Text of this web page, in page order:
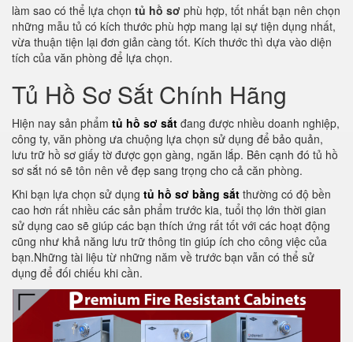
làm sao có thể lựa chọn tủ hồ sơ phù hợp, tốt nhất bạn nên chọn
những mẫu tủ có kích thước phù hợp mang lại sự tiện dụng nhất,
vừa thuận tiện lại đơn giản càng tốt. Kích thước thì dựa vào diện
tích của văn phòng để lựa chọn.
Tủ Hồ Sơ Sắt Chính Hãng
Hiện nay sản phẩm tủ hồ sơ sắt đang được nhiều doanh nghiệp,
công ty, văn phòng ưa chuộng lựa chọn sử dụng để bảo quản,
lưu trữ hồ sơ giấy tờ được gọn gàng, ngăn lắp. Bên cạnh đó tủ hồ
sơ sắt nó sẽ tôn nên vẻ đẹp sang trọng cho cả căn phòng.
Khi bạn lựa chọn sử dụng tủ hồ sơ bằng sắt thường có độ bền
cao hơn rất nhiều các sản phẩm trước kia, tuổi thọ lớn thời gian
sử dụng cao sẽ giúp các bạn thích ứng rất tốt với các hoạt động
cũng như khả năng lưu trữ thông tin giúp ích cho công việc của
bạn.Những tài liệu từ những năm về trước bạn vẫn có thể sử
dụng để đối chiếu khi cần.